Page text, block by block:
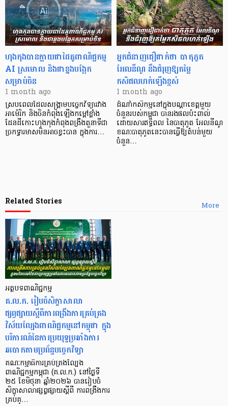
ហុងកុងបានក្លាយជាដៃគូពាណិជ្ជកម្ម
AI ស្រមោល និងជាខ្នងបង្អែក
សម្រាប់ចិន
1 month ago
ស្របពេលដែលសង្គ្រាមបច្ចេកវិទ្យារវាង
អាម៉េរិក និងចិនកំពុងឡើងកម្តៅខ្លាំង
ដែនដីកោះហុងកុងកំពុងពង្រឹងតួនាទីជា
ច្រកទ្វារមាសមិនអាចខ្វះបាន ក្នុងការ…
អ្នកជំនាញជឿជាក់ថា បាតុភូត
អែលនីណូ នឹងជំរុញឱ្យតម្លៃ
កសិផលហក់ឡើងខ្ពស់
1 month ago
ដំណាំកសិកម្មនៅក្នុង​បណ្ដាខេត្តមួយ
ចំនួនរបស់កម្ពុជា បានរងផលប៉ះពាល់
ដោយសារឥទ្ធិពល នៃបាតុភូត អែលនីណូ
ខណៈបាតុភូតនេះបានធ្វើឱ្យតំបន់មួយ
ចំនួន…
More
Related Stories
អត្ថបទពាណិជ្ជកម្ម
គ.ល.ក. រៀបចំសិក្ខាសាលា
ផ្សព្វផ្សាយស្តីពីការពង្រឹងការគ្រប់គ្រង
វិស័យល្បែងពាណិជ្ជកម្មនៅកម្ពុជា ក្នុង
បរិការណ៍នៃការប្រយុទ្ធប្រឆាំងការ
ឆបោកតាមប្រព័ន្ធបច្ចេកវិទ្យា
គណៈកម្មាធិការគ្រប់គ្រងល្បែង
ពាណិជ្ជកម្មកម្ពុជា (គ.ល.ក.) នៅថ្ងៃទី
២៥ ខែមិថុនា ឆ្នាំ២០២៦ បានរៀបចំ
សិក្ខាសាលាផ្សព្វផ្សាយស្តីពី ការពង្រឹងការ
គ្រប់គ្…